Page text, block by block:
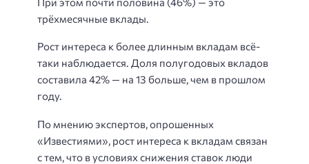
трёхмесячные вклады.
Рост интереса к более длинным вкладам всё-
таки наблюдается. Доля полугодовых вкладов
составила 42% — на 13 больше, чем в прошлом
году.
По мнению экспертов, опрошенных
«Известиями», рост интереса к вкладам связан
с тем, что в условиях снижения ставок люди